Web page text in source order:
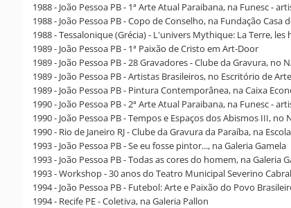
1988 - João Pessoa PB - 1ª Arte Atual Paraibana, na Funesc -
1988 - João Pessoa PB - Copo de Conselho, na Fundação Casa
1988 - Tessalonique (Grécia) - L'univers Mythique: La Terre, les
1989 - João Pessoa PB - 1ª Paixão de Cristo em Art-Door
1989 - João Pessoa PB - 28 Gravadores - Clube da Gravura, no
1989 - João Pessoa PB - Artistas Brasileiros, no Escritório de
1989 - João Pessoa PB - Pintura Contemporânea, na Caixa
1990 - João Pessoa PB - 2ª Arte Atual Paraibana, na Funesc -
1990 - João Pessoa PB - Tempos e Espaços dos Abismos III, no
1990 - Rio de Janeiro RJ - Clube da Gravura da Paraíba, na
1993 - João Pessoa PB - Se eu fosse pintor..., na Galeria Gamela
1993 - João Pessoa PB - Todas as cores do homem, na Galeria
1993 - Workshop - 30 anos do Teatro Municipal Severino Cabral
1994 - João Pessoa PB - Futebol: Arte e Paixão do Povo
1994 - Recife PE - Coletiva, na Galeria Pallon